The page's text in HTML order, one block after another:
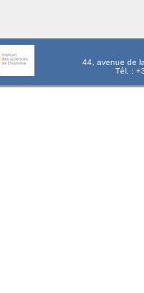
44, avenue de
Tél. :